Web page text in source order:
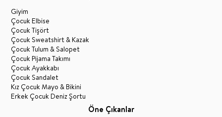
Giyim
Çocuk Elbise
Çocuk Tişört
Çocuk Sweatshirt & Kazak
Çocuk Tulum & Salopet
Çocuk Pijama Takımı
Çocuk Ayakkabı
Çocuk Sandalet
Kız Çocuk Mayo & Bikini
Erkek Çocuk Deniz Şortu
Öne Çıkanlar